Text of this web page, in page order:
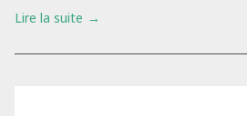
Lire la suite